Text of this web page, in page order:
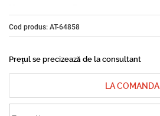
Cod produs: AT-64858
Prețul se precizează de la consultant
LA COMANDA